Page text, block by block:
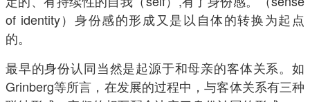
of identity）身份感的形成又是以自体的转换为起点
的。
最早的身份认同当然是起源于和母亲的客体关系。如
Grinberg等所言，在发展的过程中，与客体关系有三种